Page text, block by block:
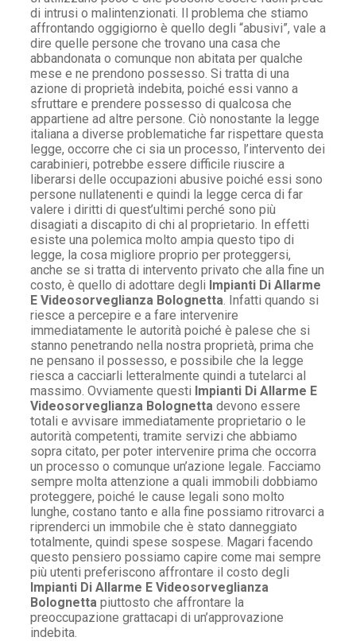
di intrusi o malintenzionati. Il problema che stiamo
affrontando oggigiorno è quello degli “abusivi”, vale a
dire quelle persone che trovano una casa che
abbandonata o comunque non abitata per qualche
mese e ne prendono possesso. Si tratta di una
azione di proprietà indebita, poiché essi vanno a
sfruttare e prendere possesso di qualcosa che
appartiene ad altre persone. Ciò nonostante la legge
italiana a diverse problematiche far rispettare questa
legge, occorre che ci sia un processo, l’intervento dei
carabinieri, potrebbe essere difficile riuscire a
liberarsi delle occupazioni abusive poiché essi sono
persone nullatenenti e quindi la legge cerca di far
valere i diritti di quest’ultimi perché sono più
disagiati a discapito di chi al proprietario. In effetti
esiste una polemica molto ampia questo tipo di
legge, la cosa migliore proprio per proteggersi,
anche se si tratta di intervento privato che alla fine un
costo, è quello di adottare degli Impianti Di Allarme
E Videosorveglianza Bolognetta . Infatti quando si
riesce a percepire e a fare intervenire
immediatamente le autorità poiché è palese che si
stanno penetrando nella nostra proprietà, prima che
ne pensano il possesso, e possibile che la legge
riesca a cacciarli letteralmente quindi a tutelarci al
massimo. Ovviamente questi Impianti Di Allarme E
Videosorveglianza Bolognetta devono essere
totali e avvisare immediatamente proprietario o le
autorità competenti, tramite servizi che abbiamo
sopra citato, per poter intervenire prima che occorra
un processo o comunque un’azione legale. Facciamo
sempre molta attenzione a quali immobili dobbiamo
proteggere, poiché le cause legali sono molto
lunghe, costano tanto e alla fine possiamo ritrovarci a
riprenderci un immobile che è stato danneggiato
totalmente, quindi spese sospese. Magari facendo
questo pensiero possiamo capire come mai sempre
più utenti preferiscono affrontare il costo degli
Impianti Di Allarme E Videosorveglianza
Bolognetta piuttosto che affrontare la
preoccupazione grattacapi di un’approvazione
indebita.